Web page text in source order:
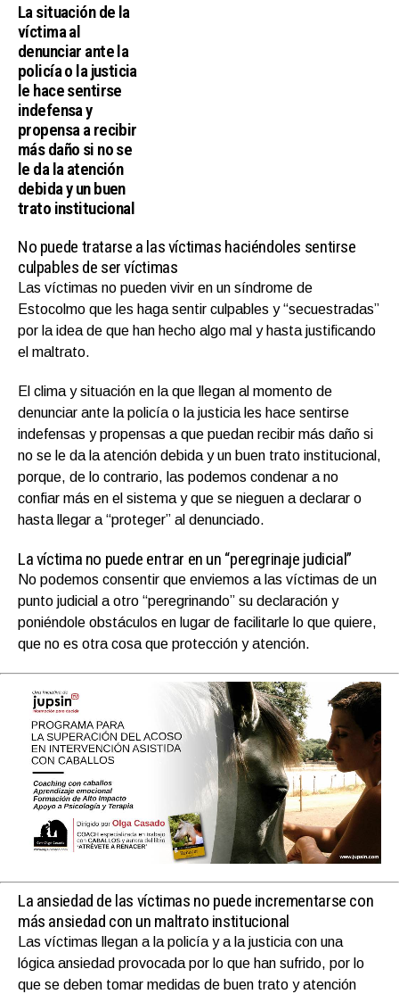
La situación de la
víctima al
denunciar ante la
policía o la justicia
le hace sentirse
indefensa y
propensa a recibir
más daño si no se
le da la atención
debida y un buen
trato institucional
No puede tratarse a las víctimas haciéndoles sentirse
culpables de ser víctimas
Las víctimas no pueden vivir en un síndrome de
Estocolmo que les haga sentir culpables y “secuestradas”
por la idea de que han hecho algo mal y hasta justificando
el maltrato.
El clima y situación en la que llegan al momento de
denunciar ante la policía o la justicia les hace sentirse
indefensas y propensas a que puedan recibir más daño si
no se le da la atención debida y un buen trato institucional,
porque, de lo contrario, las podemos condenar a no
confiar más en el sistema y que se nieguen a declarar o
hasta llegar a “proteger” al denunciado.
La víctima no puede entrar en un “peregrinaje judicial”
No podemos consentir que enviemos a las víctimas de un
punto judicial a otro “peregrinando” su declaración y
poniéndole obstáculos en lugar de facilitarle lo que quiere,
que no es otra cosa que protección y atención.
La ansiedad de las víctimas no puede incrementarse con
más ansiedad con un maltrato institucional
Las víctimas llegan a la policía y a la justicia con una
lógica ansiedad provocada por lo que han sufrido, por lo
que se deben tomar medidas de buen trato y atención